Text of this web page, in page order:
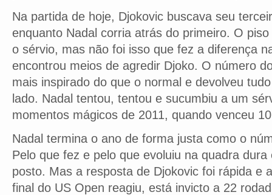
Na partida de hoje, Djokovic buscava seu
enquanto Nadal corria atrás do primeiro. O
o sérvio, mas não foi isso que fez a diferença
encontrou meios de agredir Djoko. O número
mais inspirado do que o normal e devolveu
lado. Nadal tentou, tentou e sucumbiu a um
momentos mágicos de 2011, quando venceu
Nadal termina o ano de forma justa como o
Pelo que fez e pelo que evoluiu na quadra
posto. Mas a resposta de Djokovic foi rápida e
final do US Open reagiu, está invicto a 22